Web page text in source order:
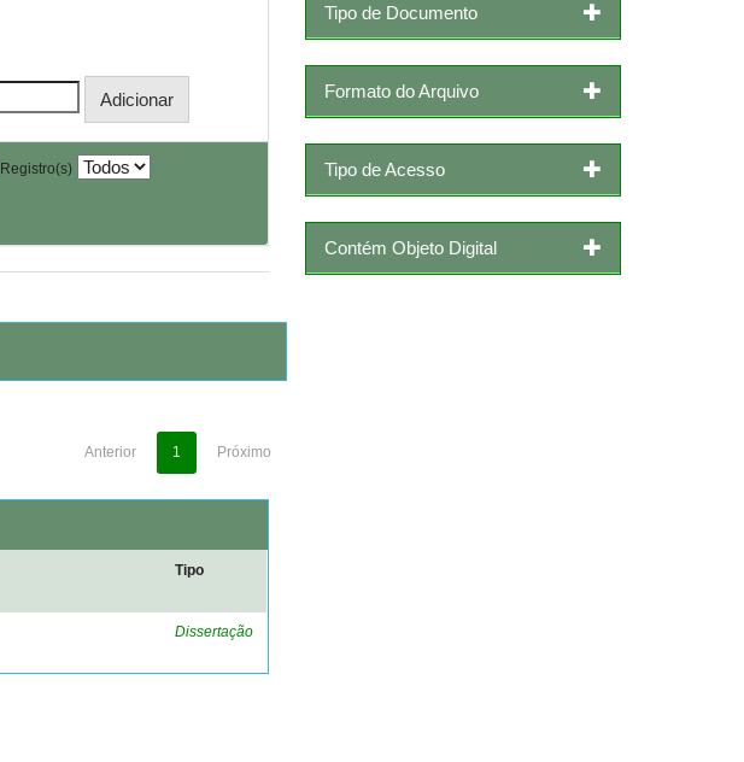
Registro(s)
Anterior 1 Próximo
Tipo
Dissertação
Tipo de Documento
Formato do Arquivo
Tipo de Acesso
Contém Objeto Digital